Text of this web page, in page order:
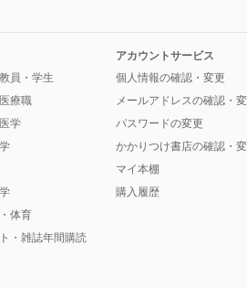
員・学生
療職
学
体育
・雑誌年間購読
アカウントサービス
個人情報の確認・変更
メールアドレスの確認・
パスワードの変更
かかりつけ書店の確認・
マイ本棚
購入履歴